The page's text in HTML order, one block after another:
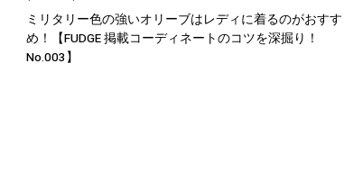
ミリタリー色の強いオリーブはレディに着るのがおすす
め！【FUDGE 掲載コーディネートのコツを深掘り！
No.003】